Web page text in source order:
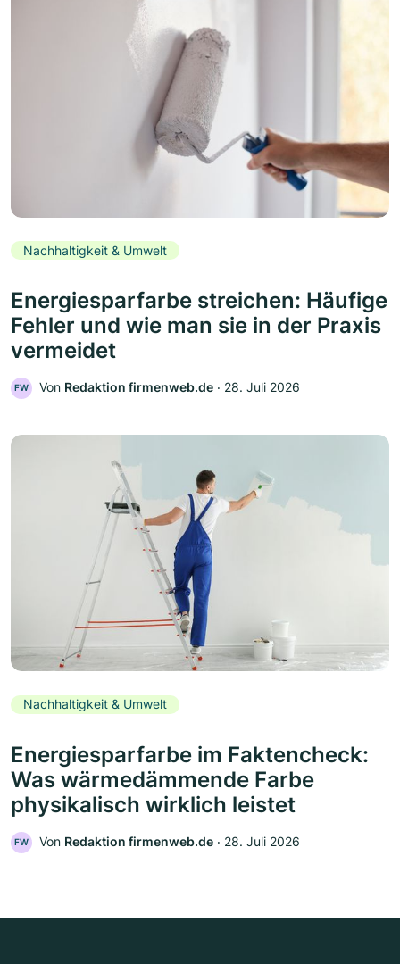
Nachhaltigkeit & Umwelt
Energiesparfarbe streichen: Häufige
Fehler und wie man sie in der Praxis
vermeidet
FW Von Redaktion firmenweb.de ‧ 28. Juli 2026
Nachhaltigkeit & Umwelt
Energiesparfarbe im Faktencheck:
Was wärmedämmende Farbe
physikalisch wirklich leistet
FW Von Redaktion firmenweb.de ‧ 28. Juli 2026